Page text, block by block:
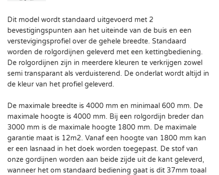
Dit model wordt standaard uitgevoerd met 2
bevestigingspunten aan het uiteinde van de buis en een
verstevigingsprofiel over de gehele breedte. Standaard
worden de rolgordijnen geleverd met een kettingbediening.
De rolgordijnen zijn in meerdere kleuren te verkrijgen zowel
semi transparant als verduisterend. De onderlat wordt altijd in
de kleur van het profiel geleverd.
De maximale breedte is 4000 mm en minimaal 600 mm. De
maximale hoogte is 4000 mm. Bij een rolgordijn breder dan
3000 mm is de maximale hoogte 1800 mm. De maximale
garantie maat is 12m2. Vanaf een hoogte van 1800 mm kan
er een lasnaad in het doek worden toegepast. De stof van
onze gordijnen worden aan beide zijde uit de kant geleverd,
wanneer het om standaard bediening gaat is dit 37mm toaal